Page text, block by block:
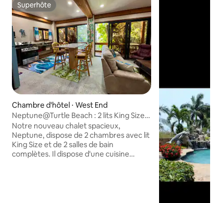
Superhôte
Superhôte
Chambre d'hôtel ⋅ West End
Neptune@Turtle Beach : 2 lits King Size /
2 salles de bain / vue sur l'océan
Notre nouveau chalet spacieux,
Neptune, dispose de 2 chambres avec lit
King Size et de 2 salles de bain
complètes. Il dispose d'une cuisine